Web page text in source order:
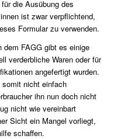
die Ausübung des
ist zwar verpflichtend,
Formular zu verwenden.
FAGG gibt es einige
verderbliche Waren oder für
angefertigt wurden.
nicht einfach
ihn nun doch nicht
nicht wie vereinbart
Sicht ein Mangel vorliegt,
schaffen.